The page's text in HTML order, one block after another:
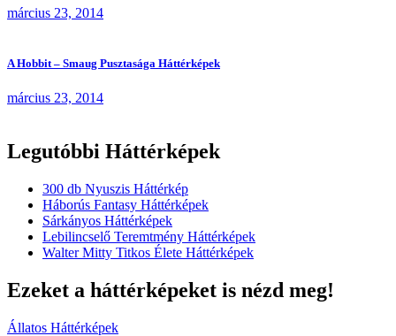
március 23, 2014
A Hobbit – Smaug Pusztasága Háttérképek
március 23, 2014
Legutóbbi Háttérképek
300 db Nyuszis Háttérkép
Háborús Fantasy Háttérképek
Sárkányos Háttérképek
Lebilincselő Teremtmény Háttérképek
Walter Mitty Titkos Élete Háttérképek
Ezeket a háttérképeket is nézd meg!
Állatos Háttérképek